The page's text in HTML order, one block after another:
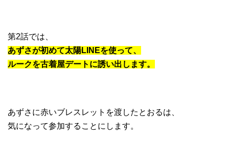
第2話では、
あずさが初めて太陽LINEを使って、
ルークを古着屋デートに誘い出します。
あずさに赤いブレスレットを渡したとおるは、
気になって参加することにします。